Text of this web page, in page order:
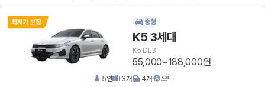
중형
K5 3세대
K5 DL3
55,000~188,000원
5인 3개 4개 오토